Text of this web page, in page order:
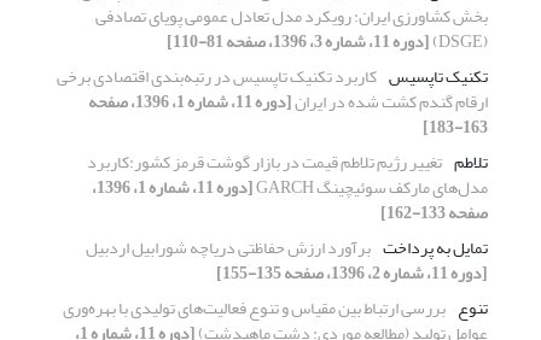
بخش کشاورزی ایران: رویکرد مدل تعادل عمومی پویای تصادفی
(DSGE)
[دوره 11، شماره 3، 1396، صفحه 81-110]
تکنیک تاپسیس کاربرد تکنیک تاپسیس در رتبه‌بندی اقتصادی برخی
ارقام گندم کشت‌ شده در ایران [دوره 11، شماره 1، 1396، صفحه
163-183]
تلاطم تغییر رژیم تلاطم قیمت در بازار گوشت قرمز کشور:کاربرد
مدل‌های مارکف سوئیچینگ GARCH [دوره 11، شماره 1، 1396،
صفحه 133-162]
تمایل به پرداخت برآورد ارزش حفاظتی دریاچه شورابیل اردبیل
[دوره 11، شماره 2، 1396، صفحه 135-155]
تنوع بررسی ارتباط بین مقیاس و تنوع فعالیت‌های تولیدی با بهره‌وری
عوامل تولید (مطالعه موردی: دشت ماهیدشت) [دوره 11، شماره 1،